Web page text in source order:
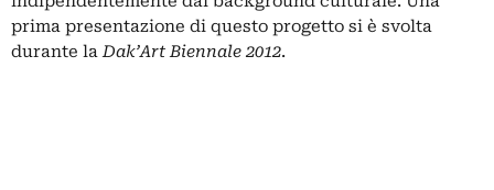
prima presentazione di questo progetto si è svolta
durante laDak’Art Biennale 2012.